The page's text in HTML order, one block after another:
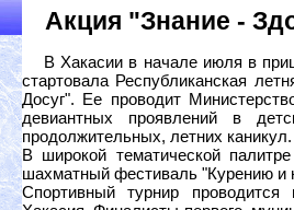
Акция "Знание -
В Хакасии в начале июля в
стартовала Республиканская
Досуг". Ее проводит
девиантных проявлений в
продолжительных, летних каникул.
В широкой тематической
шахматный фестиваль "Курению и
Спортивный турнир